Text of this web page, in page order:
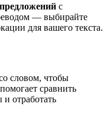
с
— выбирайте
для вашего текста.
словом, чтобы
сравнить
отработать